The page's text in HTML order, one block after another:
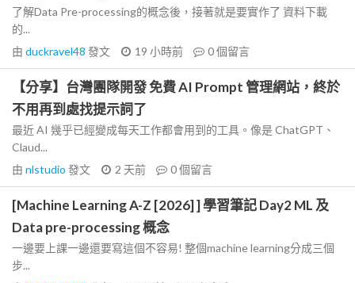
了解Data Pre-processing的概念後，接著就是要實作了 資料下載
的...
由 duckravel48 發文 19 小時前 0個留言
【分享】台灣團隊開發 免費 AI Prompt 管理網站，終於
不用再到處找提示詞了
最近 AI 幾乎已經變成每天工作都會用到的工具。像是 ChatGPT、
Claud...
由 nlstudio 發文 2 天前 0個留言
[Machine Learning A-Z [2026] ] 學習筆記 Day2 ML 及
Data pre-processing 概念
一邊要上課一邊還要寫這個不容易! 整個machine learning分成三個
步...